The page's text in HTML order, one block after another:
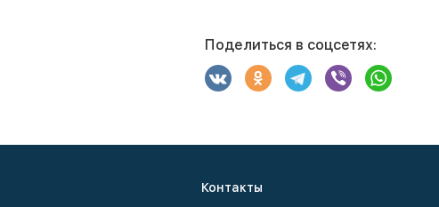
Поделиться в соцсетях:
Контакты